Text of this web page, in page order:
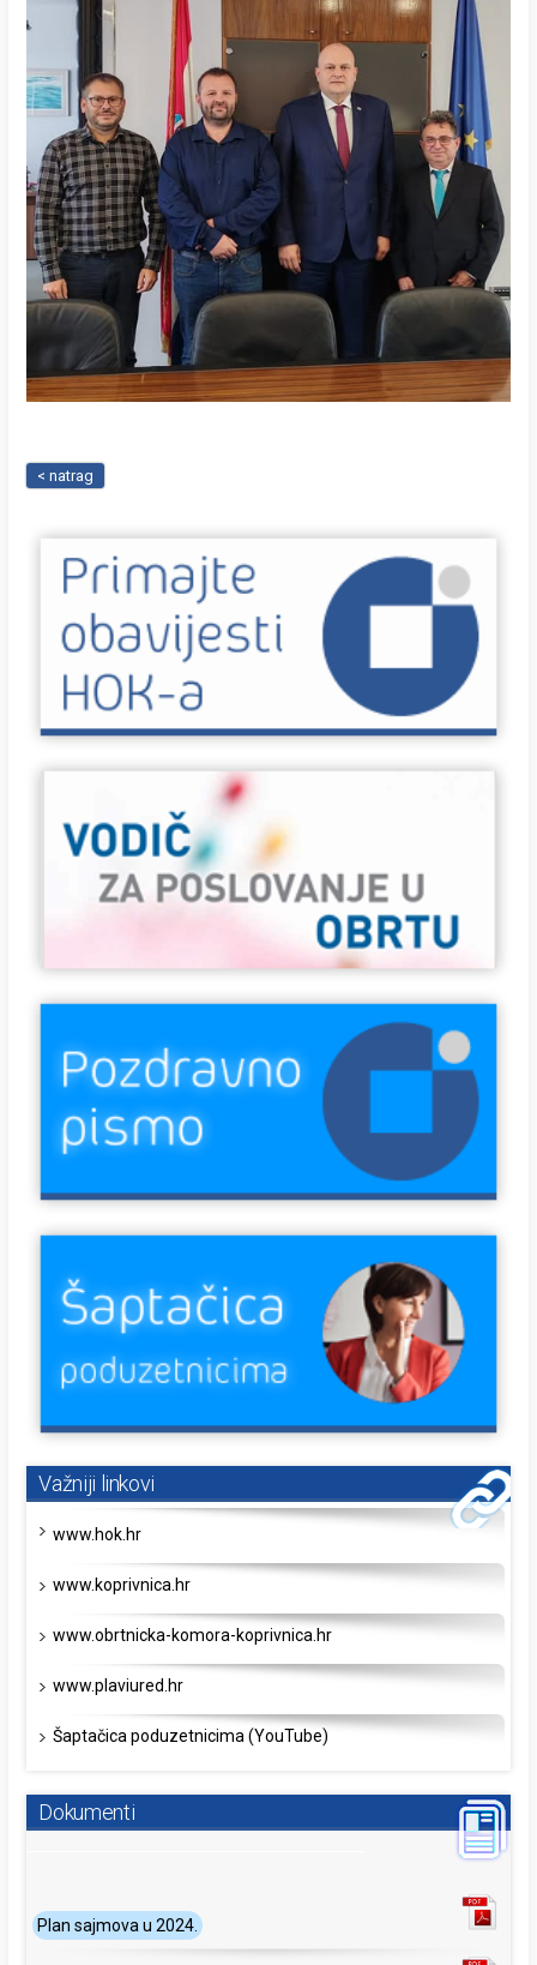
< natrag
Važniji linkovi
www.hok.hr
www.koprivnica.hr
www.obrtnicka-komora-koprivnica.hr
www.plaviured.hr
Šaptačica poduzetnicima (YouTube)
Dokumenti
Plan sajmova u 2024.